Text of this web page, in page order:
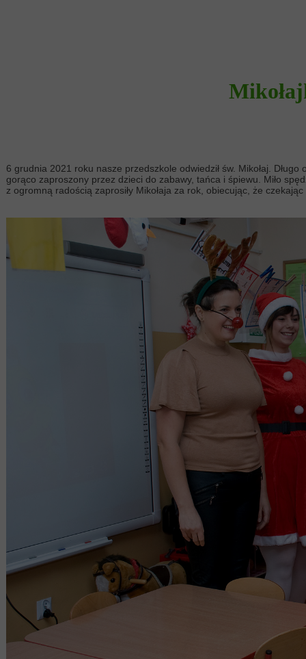
6 grudnia 2021 roku nasze przedszkole odwiedził św. Mikołaj.
gorąco zaproszony przez dzieci do zabawy, tańca i śpiewu. Miło
z ogromną radością zaprosiły Mikołaja za rok, obiecując, że